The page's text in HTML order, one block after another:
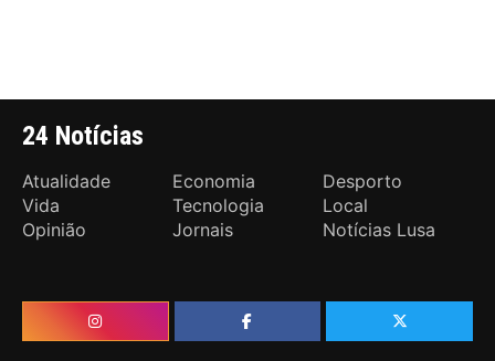
24 Notícias
Atualidade Economia
Desporto
Vida
Tecnologia
Local
Opinião
Jornais Notícias Lusa